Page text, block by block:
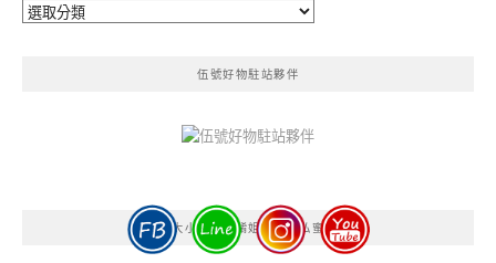
分
伍號好物駐站夥伴
貝大小姐與瑞餚姐の囂脂私蜜話